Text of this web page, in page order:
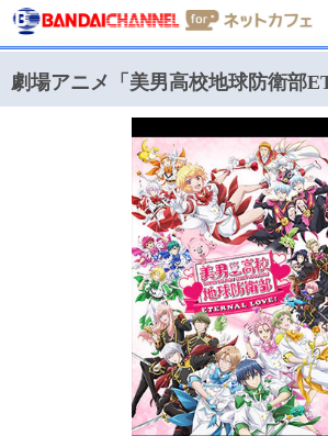
劇場アニメ「美男高校地球防衛部